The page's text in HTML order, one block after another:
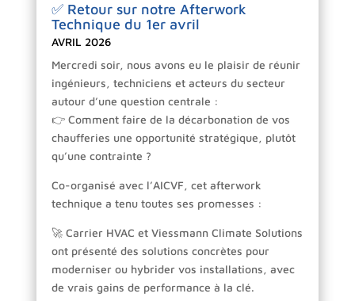
✅ Retour sur notre Afterwork
Technique du 1er avril
AVRIL 2026
Mercredi soir, nous avons eu le plaisir de réunir
ingénieurs, techniciens et acteurs du secteur
autour d’une question centrale :
👉 Comment faire de la décarbonation de vos
chaufferies une opportunité stratégique, plutôt
qu’une contrainte ?
Co-organisé avec l’AICVF, cet afterwork
technique a tenu toutes ses promesses :
🚀 Carrier HVAC et Viessmann Climate Solutions
ont présenté des solutions concrètes pour
moderniser ou hybrider vos installations, avec
de vrais gains de performance à la clé.